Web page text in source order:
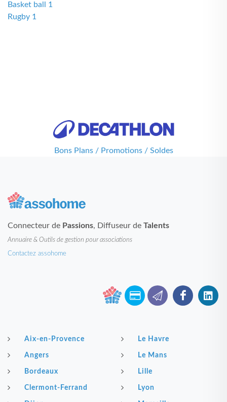
Basket ball 1
Rugby 1
Bons Plans / Promotions / Soldes
Connecteur de Passions, Diffuseur de Talents
Annuaire & Outils de gestion pour associations
Contactez assohome
Aix-en-Provence
Angers
Bordeaux
Clermont-Ferrand
Le Havre
Le Mans
Lille
Lyon